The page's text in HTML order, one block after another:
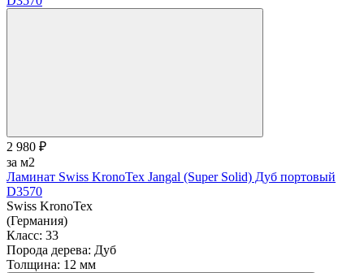
2 980 ₽
за м2
Ламинат Swiss KronoTex Jangal (Super Solid) Дуб портовый
D3570
Swiss KronoTex
(Германия)
Класс: 33
Порода дерева: Дуб
Толщина: 12 мм